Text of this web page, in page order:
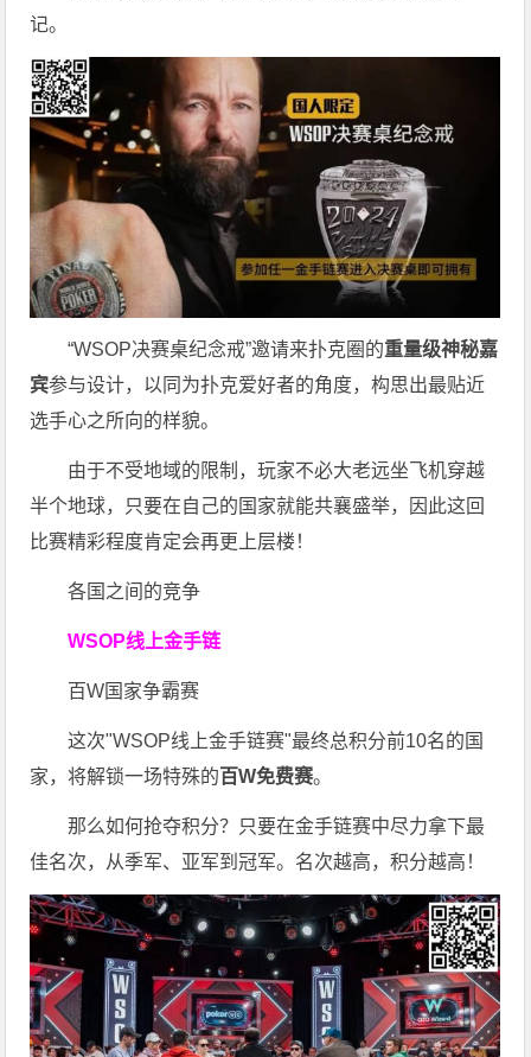
记。
“WSOP决赛桌纪念戒”邀请来扑克圈的重量级神秘嘉
宾参与设计，以同为扑克爱好者的角度，构思出最贴近
选手心之所向的样貌。
由于不受地域的限制，玩家不必大老远坐飞机穿越
半个地球，只要在自己的国家就能共襄盛举，因此这回
比赛精彩程度肯定会再更上层楼！
各国之间的竞争
WSOP线上金手链
百W国家争霸赛
这次"WSOP线上金手链赛"最终总积分前10名的国
家，将解锁一场特殊的百W免费赛。
那么如何抢夺积分？只要在金手链赛中尽力拿下最
佳名次，从季军、亚军到冠军。名次越高，积分越高！